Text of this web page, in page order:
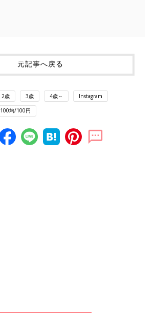
元記事へ戻る
2歳 3歳 4歳～ Instagram
100均/100円